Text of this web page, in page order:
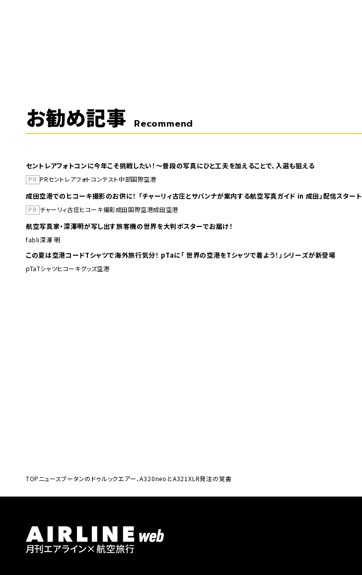
お勧め記事 Recommend
セントレアフォトコンに今年こそ挑戦したい！～普段の写真にひと工夫を加えることで、入選も狙える
PR PRセントレアフォトコンテスト中部国際空港
成田空港でのヒコーキ撮影のお供に！ 「チャーリィ古庄とサバンナが案内する航空写真ガイド in 成田」配信スタート
PR チャーリィ古庄ヒコーキ撮影成田国際空港成田空港
航空写真家・深澤明が写し出す旅客機の世界を大判ポスターでお届け！
fabli深澤 明
この夏は空港コードTシャツで海外旅行気分！ pTaに「 世界の空港をTシャツで着よう！」シリーズが新登場
pTaTシャツヒコーキグッズ空港
TOPニュースブータンのドゥルックエアー、A320neoとA321XLR発注の覚書